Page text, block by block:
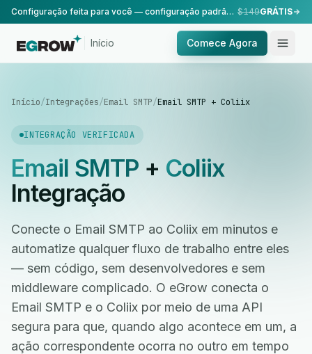
Configuração feita para você — configuração padrão, realizada pela nossa equipe. $149GRÁTIS
Início Comece Agora
Início/Integrações/Email SMTP/Email SMTP + Coliix
INTEGRAÇÃO VERIFICADA
Email SMTP+ Coliix
Integração
Conecte o Email SMTP ao Coliix em minutos e
automatize qualquer fluxo de trabalho entre eles
— sem código, sem desenvolvedores e sem
middleware complicado. O eGrow conecta o
Email SMTP e o Coliix por meio de uma API
segura para que, quando algo acontece em um, a
ação correspondente ocorra no outro em tempo